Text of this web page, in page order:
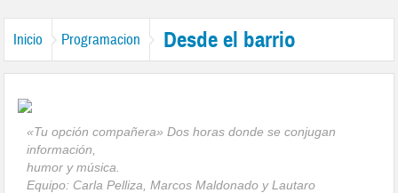
Inicio Programacion Desde el barrio
«Tu opción compañera» Dos horas donde se conjugan
información,
humor y música.
Equipo: Carla Pelliza, Marcos Maldonado y Lautaro